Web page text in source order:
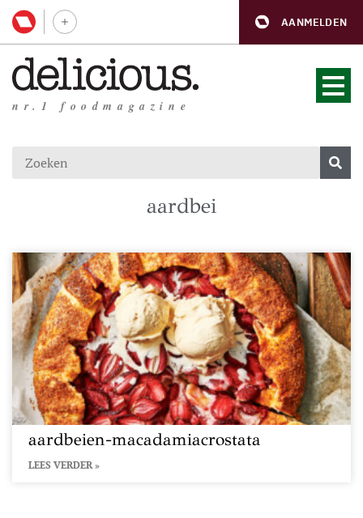
AANMELDEN
nr.1 foodmagazine
aardbei
aardbeien-macadamiacrostata
LEES VERDER »